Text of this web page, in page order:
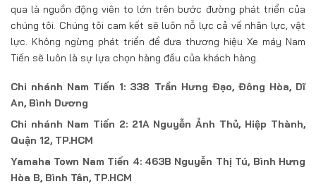
qua là nguồn động viên to lớn trên bước đường phát triển của
chúng tôi. Chúng tôi cam kết sẽ luôn nỗ lực cả về nhân lực, vật
lực. Không ngừng phát triển để đưa thương hiệu Xe máy Nam
Tiến sẽ luôn là sự lựa chọn hàng đầu của khách hàng.
Chi nhánh Nam Tiến 1: 338 Trần Hưng Đạo, Đông Hòa, Dĩ
An, Bình Dương
Chi nhánh Nam Tiến 2: 21A Nguyễn Ảnh Thủ, Hiệp Thành,
Quận 12, TP.HCM
Yamaha Town Nam Tiến 4: 463B Nguyễn Thị Tú, Bình Hưng
Hòa B, Bình Tân, TP.HCM